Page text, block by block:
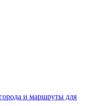
и маршруты для